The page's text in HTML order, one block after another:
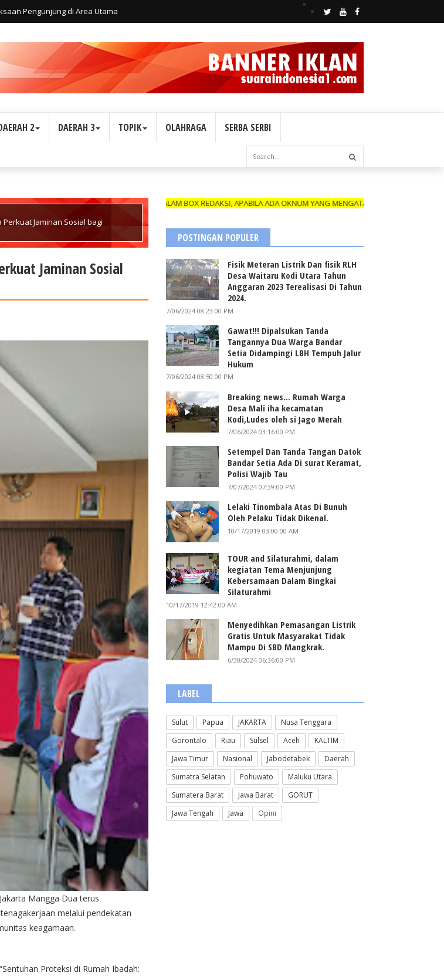
Pengunjung di Area Utama
2 DAERAH 3 TOPIK OLAHRAGA SERBA SERBI
Jaminan Sosial bagi
Jaminan Sosial
Mangga Dua terus
melalui pendekatan
keagamaan.
Proteksi di Rumah Ibadah:
DAN NAMANYA TERCANTUM DALAM BOX REDAKSI, APABILA ADA OKNUM YANG MENGATAS NAMAKAN WARTAWAN
POSTINGAN POPULER
Fisik Meteran Listrik Dan fisik RLH
Desa Waitaru Kodi Utara Tahun
Anggaran 2023 Terealisasi Di Tahun
2024.
7/06/2024 08:23:00 PM
Gawat!!! Dipalsukan Tanda
Tangannya Dua Warga Bandar
Setia Didampingi LBH Tempuh Jalur
Hukum
7/06/2024 08:50:00 PM
Breaking news... Rumah Warga
Desa Mali iha kecamatan
Kodi,Ludes oleh si Jago Merah
7/06/2024 03:16:00 PM
Setempel Dan Tanda Tangan Datok
Bandar Setia Ada Di surat Keramat,
Polisi Wajib Tau
7/07/2024 07:39:00 PM
Lelaki Tinombala Atas Di Bunuh
Oleh Pelaku Tidak Dikenal.
10/17/2019 03:00:00 AM
TOUR and Silaturahmi, dalam
kegiatan Tema Menjunjung
Kebersamaan Dalam Bingkai
Silaturahmi
10/17/2019 12:42:00 AM
Menyedihkan Pemasangan Listrik
Gratis Untuk Masyarakat Tidak
Mampu Di SBD Mangkrak.
6/30/2024 06:36:00 PM
LABEL
Sulut Papua JAKARTA
Nusa Tenggara
Gorontalo
Riau Sulsel Aceh
KALTIM
Jawa Timur
Nasional Jabodetabek
Daerah
Sumatra Selatan
Pohuwato
Maluku Utara
Sumatera Barat
Jawa Barat
GORUT
Jawa Tengah
Jawa Opini